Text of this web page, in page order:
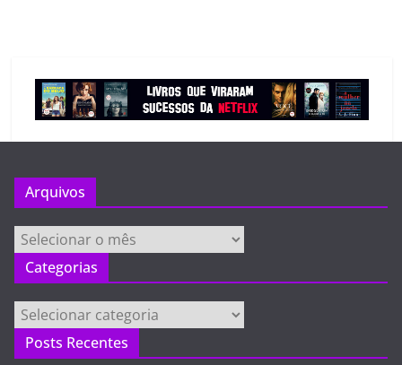
Arquivos
Arquivos
Categorias
Categorias
Posts Recentes